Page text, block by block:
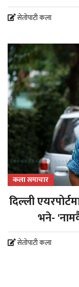
सेतोपाटी कला
कला समाचार
दिल्ली
भने-
सेतोपाटी कला